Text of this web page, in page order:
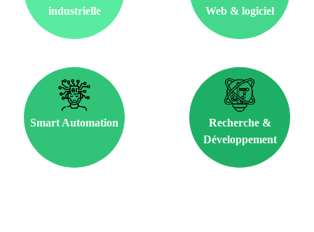
industrielle Web & logiciel
Smart Automation
Recherche &
Développement